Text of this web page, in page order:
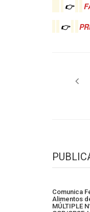
👉
👉
Comunica
Alimentos
MÚLTIPLE